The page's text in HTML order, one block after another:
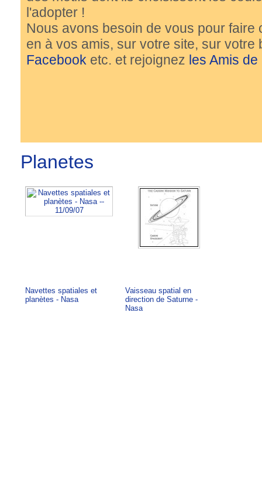
l'adopter !
Nous avons besoin de vous pour
en à vos amis, sur votre site, sur
Facebook etc. et rejoignez les Amis
Planetes
Navettes spatiales et
planètes - Nasa
Vaisseau spatial en
direction de Saturne -
Nasa